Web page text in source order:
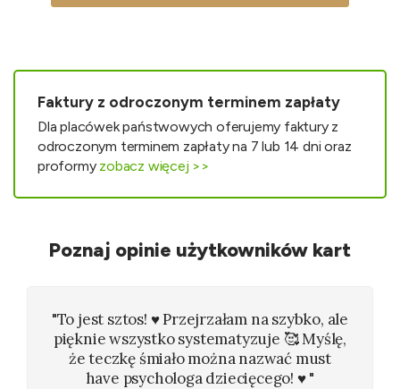
Faktury z odroczonym terminem zapłaty
Dla placówek państwowych oferujemy faktury z
odroczonym terminem zapłaty na 7 lub 14 dni oraz
proformy zobacz więcej >>
Poznaj opinie użytkowników kart
"To jest sztos! ♥️ Przejrzałam na szybko, ale
pięknie wszystko systematyzuje 🥰 Myślę,
że teczkę śmiało można nazwać must
have psychologa dziecięcego! ♥️ "